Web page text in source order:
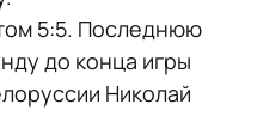
5:5. Последнюю
до конца игры
Николай